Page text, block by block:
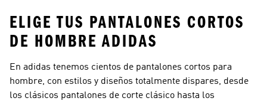
ELIGE TUS PANTALONES CORTOS
DE HOMBRE ADIDAS
En adidas tenemos cientos de pantalones cortos para
hombre, con estilos y diseños totalmente dispares, desde
los clásicos pantalones de corte clásico hasta los